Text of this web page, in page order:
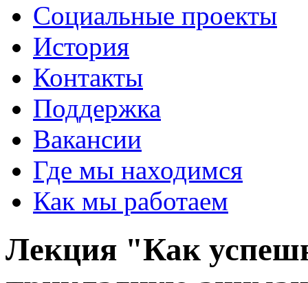
Социальные проекты
История
Контакты
Поддержка
Вакансии
Где мы находимся
Как мы работаем
Лекция "Как